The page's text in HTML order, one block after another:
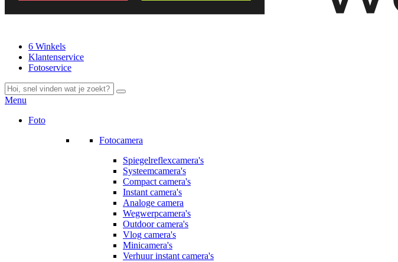
6 Winkels
Klantenservice
Fotoservice
Menu
Foto
Fotocamera
Spiegelreflexcamera's
Systeemcamera's
Compact camera's
Instant camera's
Analoge camera
Wegwerpcamera's
Outdoor camera's
Vlog camera's
Minicamera's
Verhuur instant camera's